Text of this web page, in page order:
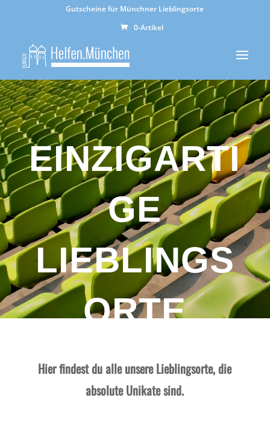
Gutscheine für Münchner Lieblingsorte
0-Artikel
EINZIGARTI
GE
LIEBLINGS
ORTE
Hier findest du alle unsere Lieblingsorte, die
absolute Unikate sind.